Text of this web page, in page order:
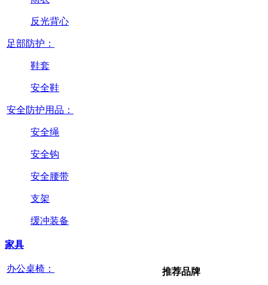
反光背心
足部防护：
鞋套
安全鞋
安全防护用品：
安全绳
安全钩
安全腰带
支架
缓冲装备
家具
办公桌椅： 推荐品牌